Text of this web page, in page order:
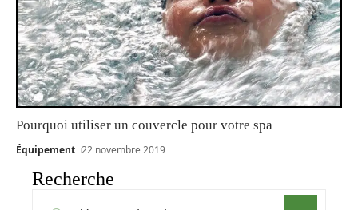
Pourquoi utiliser un couvercle pour votre spa
Équipement 22 novembre 2019
Recherche